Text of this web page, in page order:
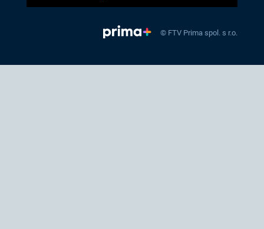
© FTV Prima spol. s r.o.